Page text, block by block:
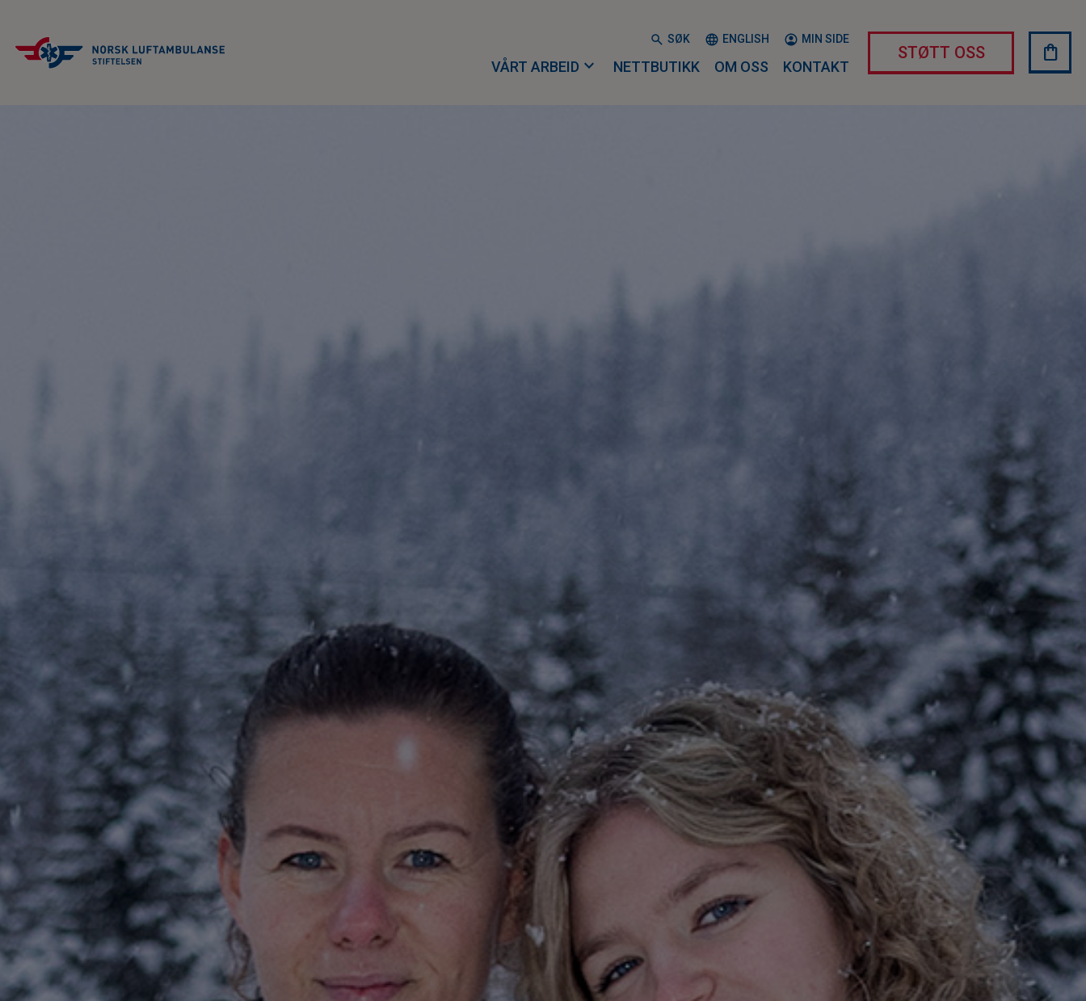
SØK ENGLISH MIN SIDE
VÅRT ARBEID expand_more NETTBUTIKK OM OSS KONTAKT
STØTT OSS shopping_bag